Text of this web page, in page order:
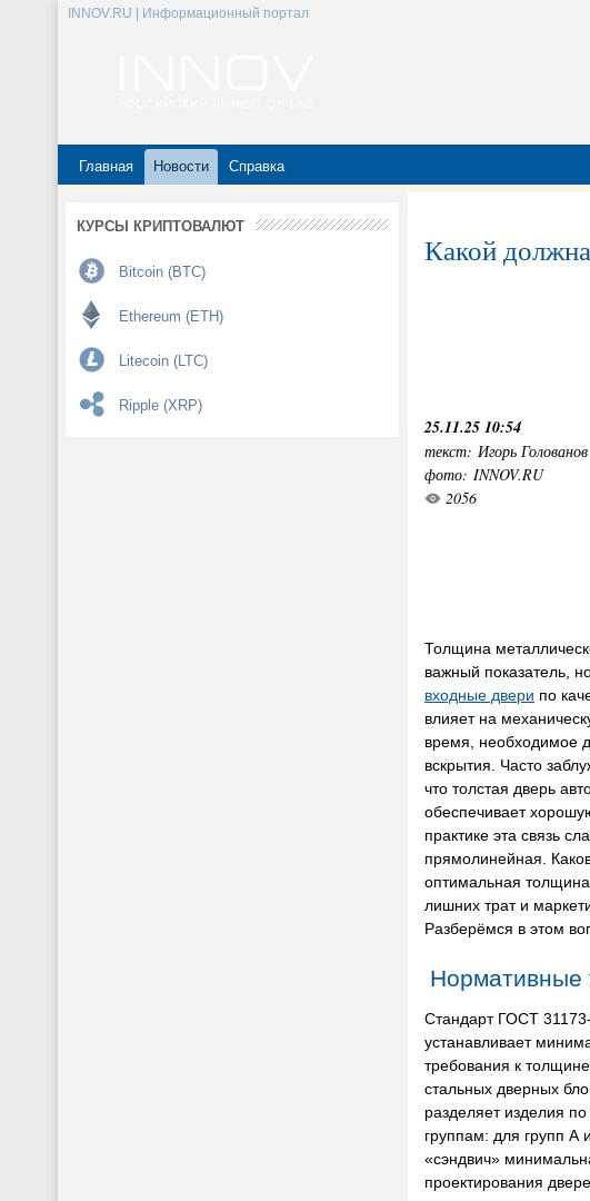
INNOV.RU | Информационный портал
Главная Новости Справка
КУРСЫ КРИПТОВАЛЮТ
Bitcoin (BTC)
Ethereum (ETH)
Litecoin (LTC)
Ripple (XRP)
Какой
25.11.25 10:54
текст: Игорь Голованов
фото: INNOV.RU
2056
Толщина
важный показатель,
входные двери по
влияет на
время, необходимое
вскрытия. Часто
что толстая дверь
обеспечивает
практике эта связь
прямолинейная.
оптимальная
лишних трат и
Разберёмся в этом
Нормативные
Стандарт ГОСТ
устанавливает
требования к
стальных дверных
разделяет изделия
группам: для групп
«сэндвич»
проектирования